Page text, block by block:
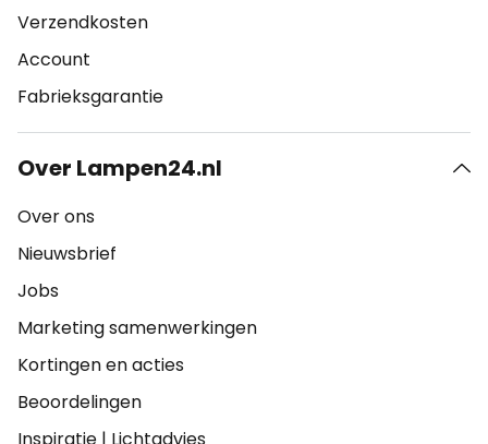
Verzendkosten
Account
Fabrieksgarantie
Over Lampen24.nl
Over ons
Nieuwsbrief
Jobs
Marketing samenwerkingen
Kortingen en acties
Beoordelingen